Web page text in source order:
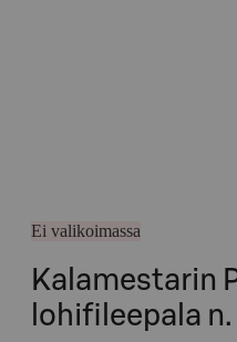
Ei valikoimassa
Kalamestarin
lohifileepala